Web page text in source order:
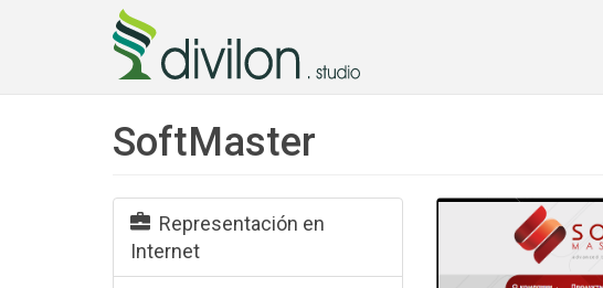
SoftMaster
Representación en
Internet